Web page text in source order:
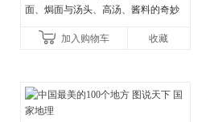
面、焗面与汤头、高汤、酱料的奇妙
妙滋味！令人无法抗拒的
加入购物车 收藏